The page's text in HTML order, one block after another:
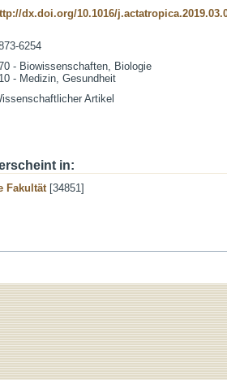
dx.doi.org/10.1016/
6254
- Biowissenschaften, Biologie
- Medizin, Gesundheit
Artikel
in:
Fakultät[34851]